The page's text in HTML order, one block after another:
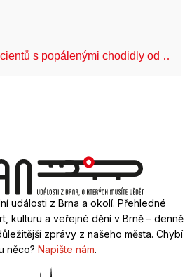
s popálenými chodidly od …
události z Brna a okolí. Přehledné
kulturu a veřejné dění v Brně – denně
zprávy z našeho města. Chybí
něco? Napište nám.